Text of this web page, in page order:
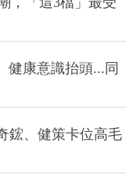
健康意識抬頭...同
鋐、健策卡位高毛